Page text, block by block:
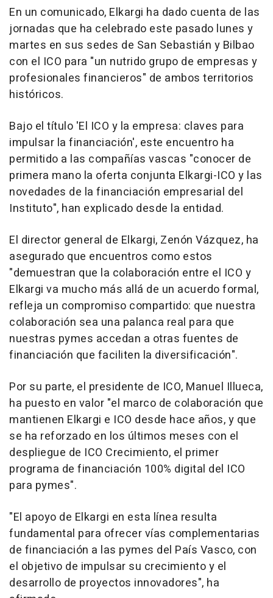
En un comunicado, Elkargi ha dado cuenta de las
jornadas que ha celebrado este pasado lunes y
martes en sus sedes de San Sebastián y Bilbao
con el ICO para "un nutrido grupo de empresas y
profesionales financieros" de ambos territorios
históricos.
Bajo el título 'El ICO y la empresa: claves para
impulsar la financiación', este encuentro ha
permitido a las compañías vascas "conocer de
primera mano la oferta conjunta Elkargi-ICO y las
novedades de la financiación empresarial del
Instituto", han explicado desde la entidad.
El director general de Elkargi, Zenón Vázquez, ha
asegurado que encuentros como estos
"demuestran que la colaboración entre el ICO y
Elkargi va mucho más allá de un acuerdo formal,
refleja un compromiso compartido: que nuestra
colaboración sea una palanca real para que
nuestras pymes accedan a otras fuentes de
financiación que faciliten la diversificación".
Por su parte, el presidente de ICO, Manuel Illueca,
ha puesto en valor "el marco de colaboración que
mantienen Elkargi e ICO desde hace años, y que
se ha reforzado en los últimos meses con el
despliegue de ICO Crecimiento, el primer
programa de financiación 100% digital del ICO
para pymes".
"El apoyo de Elkargi en esta línea resulta
fundamental para ofrecer vías complementarias
de financiación a las pymes del País Vasco, con
el objetivo de impulsar su crecimiento y el
desarrollo de proyectos innovadores", ha